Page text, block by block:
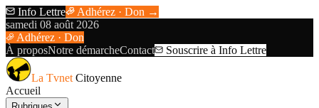
Info Lettre
Adhérez · Don →
samedi 08 août 2026
Adhérez · Don
À proposNotre démarcheContact Souscrire à Info Lettre
La Tvnet Citoyenne
Accueil